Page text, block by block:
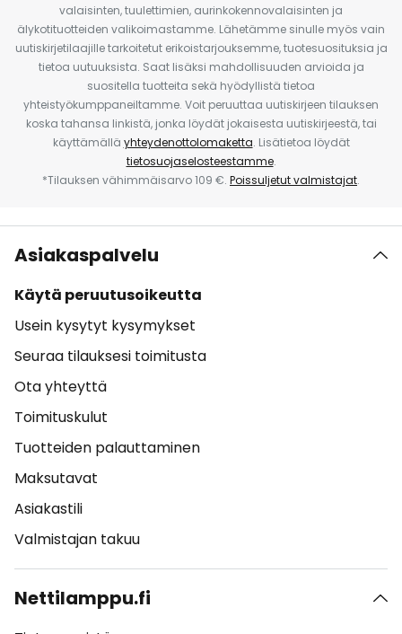
valaisinten, tuulettimien, aurinkokennovalaisinten ja
älykotituotteiden valikoimastamme. Lähetämme sinulle myös vain
uutiskirjetilaajille tarkoitetut erikoistarjouksemme, tuotesuosituksia ja
tietoa uutuuksista. Saat lisäksi mahdollisuuden arvioida ja
suositella tuotteita sekä hyödyllistä tietoa
yhteistyökumppaneiltamme. Voit peruuttaa uutiskirjeen tilauksen
koska tahansa linkistä, jonka löydät jokaisesta uutiskirjeestä, tai
käyttämällä yhteydenottolomaketta. Lisätietoa löydät
tietosuojaselosteestamme.
*Tilauksen vähimmäisarvo 109 €. Poissuljetut valmistajat.
Asiakaspalvelu
Käytä peruutusoikeutta
Usein kysytyt kysymykset
Seuraa tilauksesi toimitusta
Ota yhteyttä
Toimituskulut
Tuotteiden palauttaminen
Maksutavat
Asiakastili
Valmistajan takuu
Nettilamppu.fi